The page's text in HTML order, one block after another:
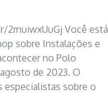
2muiwxUuGj Você está
sobre Instalações e
no Polo
de 2023. O
especialistas sobre o